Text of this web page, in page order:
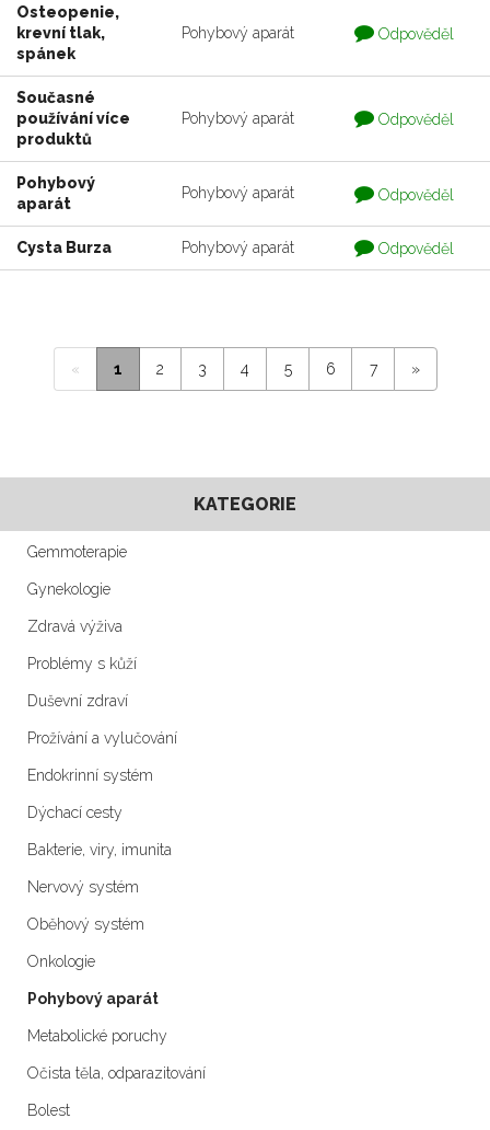
Osteopenie,
krevní tlak,
spánek
Pohybový aparát
Otázka
je
Odpověděl
Současné
používání více
produktů
Pohybový aparát
Otázka
je
Odpověděl
Pohybový
aparát
Pohybový aparát
Otázka
je
zodpovedaná
Odpověděl
Cysta Burza Pohybový aparát
Otázka
je
zodpovedaná
Odpověděl
« 1 2 3 4 5 6 7 »
KATEGORIE
Gemmoterapie
Gynekologie
Zdravá výživa
Problémy s kůží
Duševní zdraví
Prožívání a vylučování
Endokrinní systém
Dýchací cesty
Bakterie, viry, imunita
Nervový systém
Oběhový systém
Onkologie
Pohybový aparát
Metabolické poruchy
Očista těla, odparazitování
Bolest